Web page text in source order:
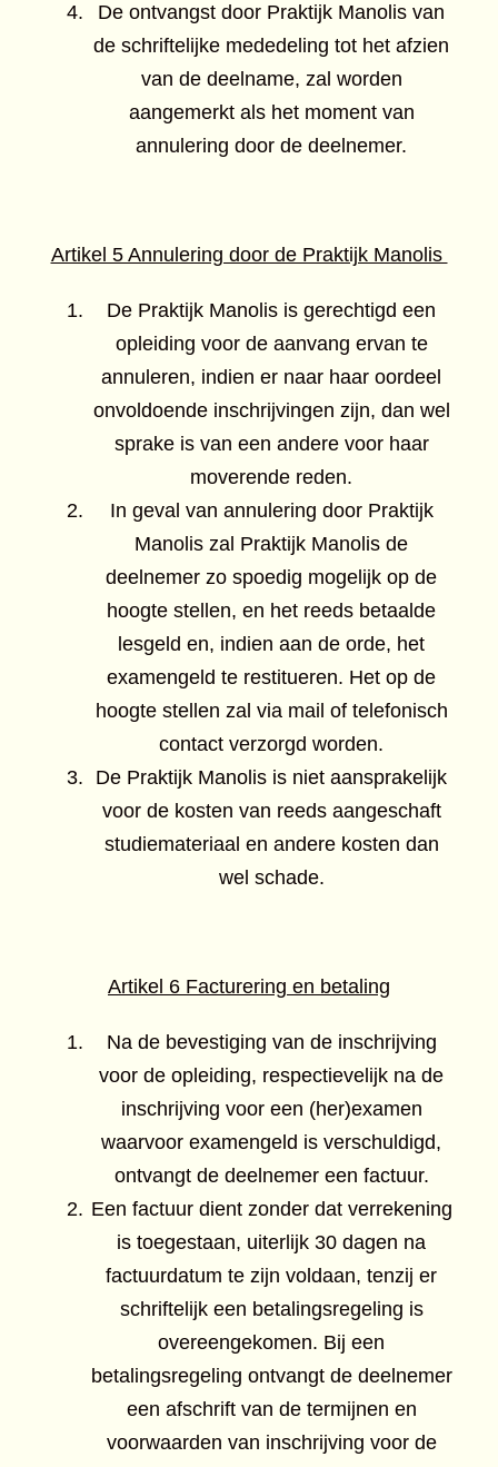
De ontvangst door Praktijk Manolis van
de schriftelijke mededeling tot het afzien
van de deelname, zal worden
aangemerkt als het moment van
annulering door de deelnemer.
Artikel 5 Annulering door de Praktijk Manolis
De Praktijk Manolis is gerechtigd een
opleiding voor de aanvang ervan te
annuleren, indien er naar haar oordeel
onvoldoende inschrijvingen zijn, dan wel
sprake is van een andere voor haar
moverende reden.
In geval van annulering door Praktijk
Manolis zal Praktijk Manolis de
deelnemer zo spoedig mogelijk op de
hoogte stellen, en het reeds betaalde
lesgeld en, indien aan de orde, het
examengeld te restitueren. Het op de
hoogte stellen zal via mail of telefonisch
contact verzorgd worden.
De Praktijk Manolis is niet aansprakelijk
voor de kosten van reeds aangeschaft
studiemateriaal en andere kosten dan
wel schade.
Artikel 6 Facturering en betaling
Na de bevestiging van de inschrijving
voor de opleiding, respectievelijk na de
inschrijving voor een (her)examen
waarvoor examengeld is verschuldigd,
ontvangt de deelnemer een factuur.
Een factuur dient zonder dat verrekening
is toegestaan, uiterlijk 30 dagen na
factuurdatum te zijn voldaan, tenzij er
schriftelijk een betalingsregeling is
overeengekomen. Bij een
betalingsregeling ontvangt de deelnemer
een afschrift van de termijnen en
voorwaarden van inschrijving voor de